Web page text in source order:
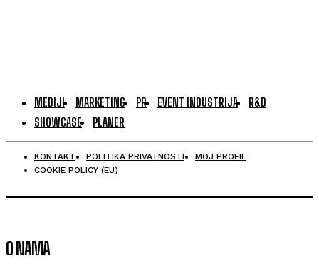
MEDIJI MARKETING PR EVENT INDUSTRIJA
R&D
SHOWCASE
PLANER
KONTAKT POLITIKA PRIVATNOSTI
MOJ PROFIL
COOKIE POLICY (EU)
O NAMA